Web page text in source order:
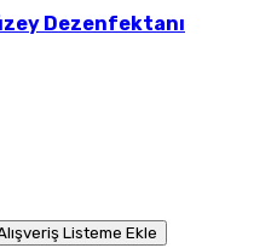
Dezenfektanı
Listeme Ekle